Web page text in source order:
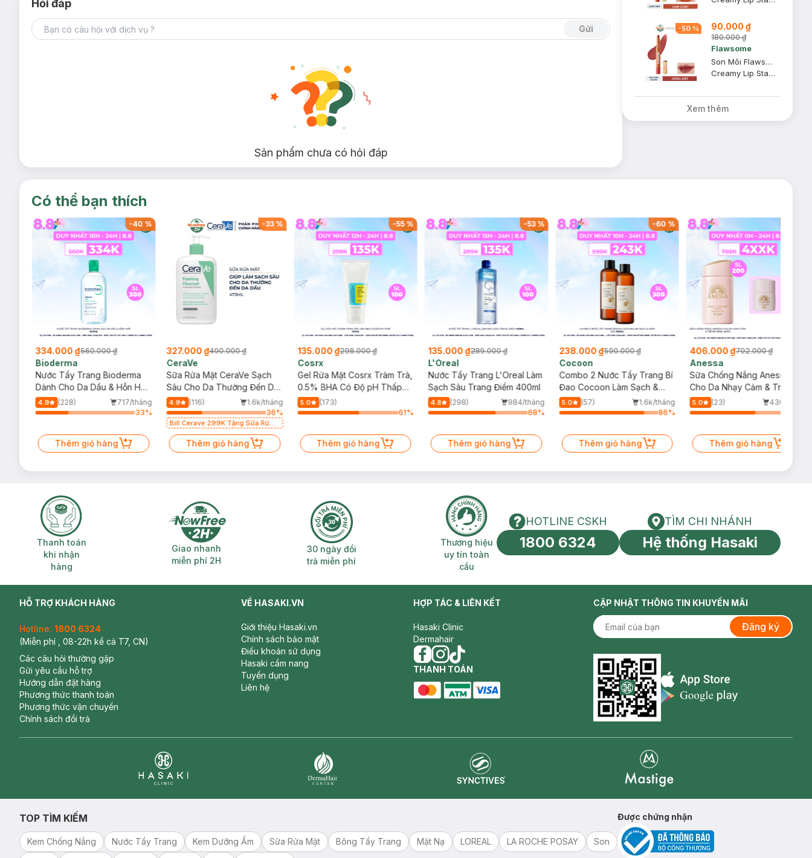
Hỏi đáp
Gửi
Sản phẩm chưa có hỏi đáp
-50 % 90.000 ₫
180.000 ₫
Flawsome
Son Môi Flawsome Falling Again - Hồng Đất (Bản Holiday) 2g
Creamy Lip Stain Holiday Edition #Falling Again
Xem thêm
Có thể bạn thích
-40 %
334.000 ₫560.000 ₫
Bioderma
Nước Tẩy Trang Bioderma
Dành Cho Da Dầu & Hỗn Hợp
500ml
4.9 (228)
717/tháng
33%
Thêm giỏ hàng
-33%
327.000 ₫490.000 ₫
CeraVe
Sữa Rửa Mặt CeraVe Sạch
Sâu Cho Da Thường Đến Da
Dầu 473ml
4.9 (116)
1.6k/tháng
36%
Bill Cerave 299K Tặng Sữa Rửa
Thêm giỏ hàng
-55%
135.000 ₫298.000 ₫
Cosrx
Gel Rửa Mặt Cosrx Tràm Trà,
0.5% BHA Có Độ pH Thấp
150ml
5.0
(173)
61%
Thêm giỏ hàng
-53%
135.000 ₫289.000 ₫
L'Oreal
Nước Tẩy Trang L'Oreal Làm
Sạch Sâu Trang Điểm 400ml
4.8 (298)
984/tháng
68%
Thêm giỏ hàng
-60 %
238.000 ₫590.000 ₫
Cocoon
Combo 2 Nước Tẩy Trang Bí
Đao Cocoon Làm Sạch &
Giảm Dầu 500ml
5.0 (57)
1.6k/tháng
86%
Thêm giỏ hàng
406.000 ₫702.000 ₫
Anessa
Sữa Chống Nắng Anessa
Cho Da Nhạy Cảm & Trẻ Em
60ml (Mới)
5.0 (23)
436/tháng
Thêm giỏ hàng
Thanh toán khi nhận hàng
Thanh toán
khi nhận
hàng
Giao nhanh miễn phí 2H
Giao nhanh
miễn phí 2H
30 ngày đổi trả miễn phí
30 ngày đổi
trả miễn phí
Thương hiệu uy tín toàn cầu
Thương hiệu
uy tín toàn
cầu
HOTLINE CSKH
HOTLINE CSKH
1800 6324
Tìm chi nhánh
TÌM CHI NHÁNH
Hệ thống Hasaki
HỖ TRỢ KHÁCH HÀNG
Hotline: 1800 6324
(Miễn phí , 08-22h kể cả T7, CN)
Các câu hỏi thường gặp
Gửi yêu cầu hỗ trợ
Hướng dẫn đặt hàng
Phương thức thanh toán
Phương thức vận chuyển
Chính sách đổi trả
VỀ HASAKI.VN
Giới thiệu Hasaki.vn
Chính sách bảo mật
Điều khoản sử dụng
Hasaki cẩm nang
Tuyển dụng
Liên hệ
HỢP TÁC & LIÊN KẾT
Hasaki Clinic
Dermahair
facebook
instagram
tiktok
THANH TOÁN
CẬP NHẬT THÔNG TIN KHUYẾN MÃI
Đăng ký
Appstore icon
TOP TÌM KIẾM
Kem Chống Nắng Nước Tẩy Trang Kem Dưỡng Ẩm Sữa Rửa Mặt Bông Tẩy Trang Mặt Nạ LOREAL LA ROCHE POSAY
Son
Được chứng nhận